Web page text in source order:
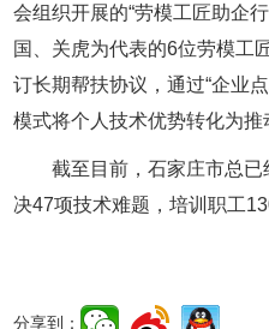
会组织开展的“劳模工匠助企
国、关虎为代表的6位劳模工
订长期帮扶协议，通过“企业
模式将个人技术优势转化为推
截至目前，石家庄市总
决47项技术难题，培训职工
分享到：